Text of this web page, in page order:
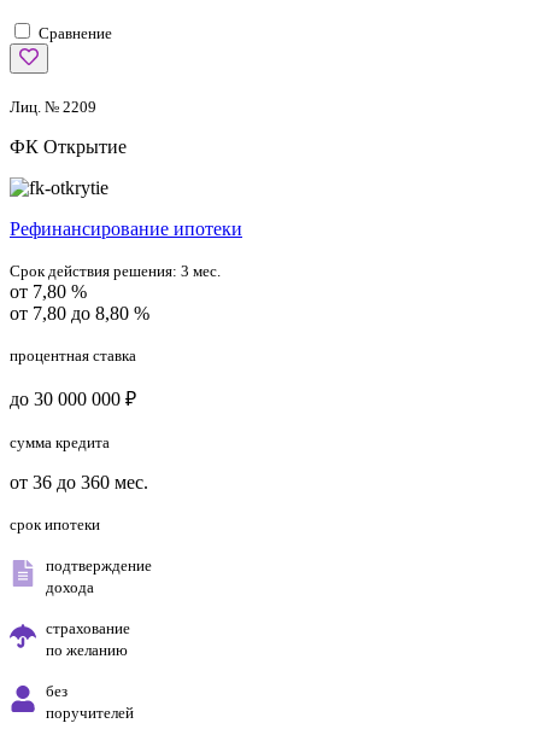
Сравнение
Лиц. № 2209
ФК Открытие
Рефинансирование ипотеки
Срок действия решения: 3 мес.
от 7,80 %
от 7,80 до 8,80 %
процентная ставка
до 30 000 000 ₽
сумма кредита
от 36 до 360 мес.
срок ипотеки
подтверждение
дохода
страхование
по желанию
без
поручителей